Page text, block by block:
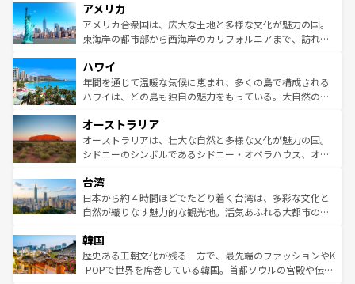
ンツ一覧を参照してほしい。
の建物がそのまま残る町や、スイスならではのユニークな
博物館もあり、アルプス観光だけでなく町歩きも満喫する
ことができる。国民の所得が高いため物価も高いが、旅行
ば市内交通費無料で観光を楽しむこともできる。 なお、新
着のスイス情報はコンテンツ一覧 を参照してほしい。
アメリカ
アメリカ合衆国は、広大な土地と多様な文化が魅力の国。
東海岸の都市部から西海岸のカリフォルニアまで、訪れる
のような巨大都市は、観光、ショッピング、エンターテイ
ンメントが詰まった刺激的なスポットだ。一方、アメリカ
西部には大自然が広がり、グランドキャニオンやイエロー
部のニューオーリンズでは、音楽と美食が融合した独特の
文化が魅力。旅行者はアメリカの各地域で異なる魅力を楽
しみながら、その多様性と豊かな歴史を感じることができ
ならではの贅沢な旅のスタイルだ。 なお、新着のアメリカ
情報はコンテンツ一覧を参照してほしい。
ハワイ
年間を通じて温暖な気候に恵まれ、多くの島で構成される
ハワイは、どの島も独自の魅力をもっている。大自然の神
ワイ島は見逃せない。また、定番の観光地といえばオアフ
島だが、静かな自然を求めるならマウイ島やカウアイ島が
おすすめ。エメラルドグリーンに輝く海をはじめ、豊かな
れるおもてなしの心で訪れる人々を迎えてくれるハワイの
人々、おいしいローカルフードやハワイアンミュージッ
ク、伝統的なフラダンスなど、すべてがハワイの魅力を彩
ワイを、存分に味わってほしい。 なお、新着のハワイ情報
はコンテンツ一覧を参照してほしい。
オーストラリア
オーストラリアは、壮大な自然と多様な文化が魅力の国。
シドニーのシンボルであるシドニー・オペラハウス、オー
リアリーフや大陸中央部にそびえるウルル（エアーズロッ
ク）、タスマニアの美しい原生林やケアンズの熱帯雨林な
ど、見どころがたくさん。また、カフェやワイン、オージ
いる。アクティビティも充実しており、サーフィンやダイ
ビング、ハイキングなど、アウトドア好きにはたまらな
い。オーストラリアの多彩な魅力を存分に味わいつくそ
台湾
日本から約４時間ほどでたどり着く台湾は、多彩な文化と
自然が織りなす魅力的な観光地。活気あふれる大都市の台
ン）、静ひつな山岳地帯である台湾東部など、都市の喧騒
と山間の静けさが共存しており、訪れる人に新しい発見と
驚きをもたらしてくれる。また、奥深い台湾の食文化も魅
韓国
歴史ある王朝文化が残る一方で、最先端のファッションやK
-POPで世界を席巻している韓国。首都ソウルの宮殿や伝統